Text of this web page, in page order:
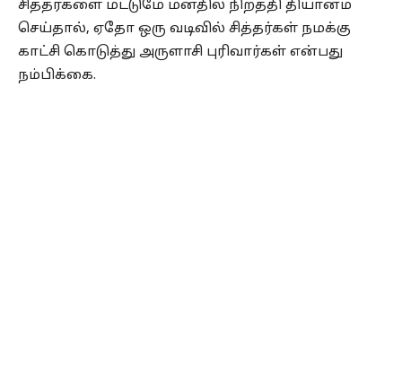
சித்தர்களை மட்டுமே மனதில் நிறத்தி தியானம்
செய்தால், ஏதோ ஒரு வடிவில் சித்தர்கள் நமக்கு
காட்சி கொடுத்து அருளாசி புரிவார்கள் என்பது
நம்பிக்கை.